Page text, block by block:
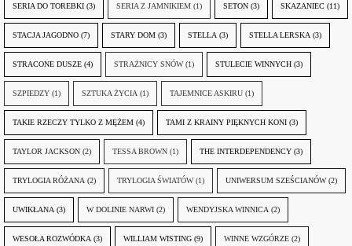
SERIA DO TOREBKI (3) SERIA Z JAMNIKIEM (1) SETON (3) SKAZANIEC (11)
STACJA JAGODNO (7) STARY DOM (3) STELLA (3) STELLA LERSKA (3)
STRACONE DUSZE (4) STRAŻNICY SNÓW (1) STULECIE WINNYCH (3)
SZPIEDZY (1) SZTUKA ŻYCIA (1) TAJEMNICE ASKIRU (1)
TAKIE RZECZY TYLKO Z MĘŻEM (4) TAMI Z KRAINY PIĘKNYCH KONI (3)
TAYLOR JACKSON (2) TESSA BROWN (1) THE INTERDEPENDENCY (3)
TRYLOGIA RÓŻANA (2) TRYLOGIA ŚWIATÓW (1) UNIWERSUM SZEŚCIANÓW (2)
UWIKŁANA (3) W DOLINIE NARWI (2) WENDYJSKA WINNICA (2)
WESOŁA ROZWÓDKA (3) WILLIAM WISTING (9) WINNE WZGÓRZE (2)